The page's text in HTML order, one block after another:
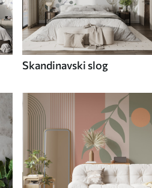
Skandinavski slog